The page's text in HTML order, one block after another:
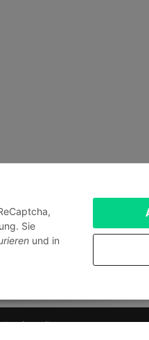
Medien.
Sie
und in